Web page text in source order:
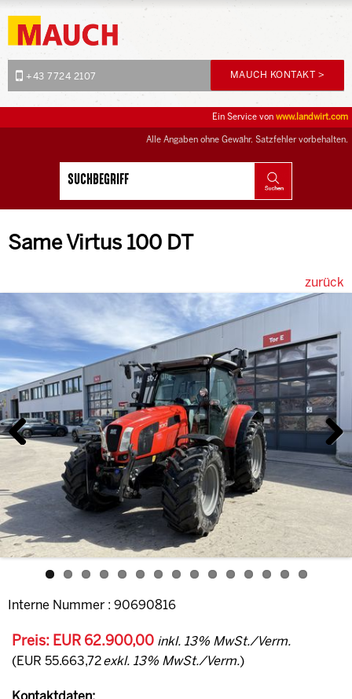
+43 7724 2107 MAUCH KONTAKT >
Alle Angaben ohne Gewähr. Satzfehler vorbehalten.
Ein Service von www.landwirt.com
Same Virtus 100 DT
zurück
Next
Interne Nummer : 90690816
Preis: EUR 62.900,00 inkl. 13% MwSt./Verm.
(EUR 55.663,72 exkl. 13% MwSt./Verm.)